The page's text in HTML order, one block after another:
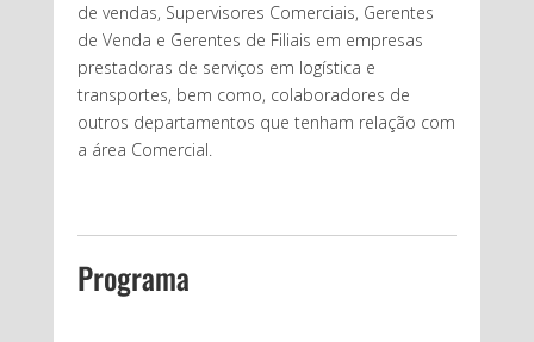
de vendas, Supervisores Comerciais, Gerentes
de Venda e Gerentes de Filiais em empresas
prestadoras de serviços em logística e
transportes, bem como, colaboradores de
outros departamentos que tenham relação com
a área Comercial.
Programa